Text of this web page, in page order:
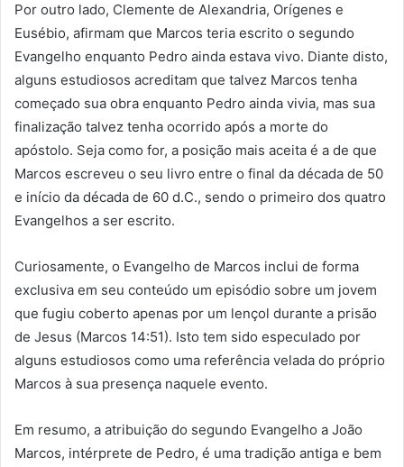
Por outro lado, Clemente de Alexandria, Orígenes e
Eusébio, afirmam que Marcos teria escrito o segundo
Evangelho enquanto Pedro ainda estava vivo. Diante disto,
alguns estudiosos acreditam que talvez Marcos tenha
começado sua obra enquanto Pedro ainda vivia, mas sua
finalização talvez tenha ocorrido após a morte do
apóstolo. Seja como for, a posição mais aceita é a de que
Marcos escreveu o seu livro entre o final da década de 50
e início da década de 60 d.C., sendo o primeiro dos quatro
Evangelhos a ser escrito.
Curiosamente, o Evangelho de Marcos inclui de forma
exclusiva em seu conteúdo um episódio sobre um jovem
que fugiu coberto apenas por um lençol durante a prisão
de Jesus (Marcos 14:51). Isto tem sido especulado por
alguns estudiosos como uma referência velada do próprio
Marcos à sua presença naquele evento.
Em resumo, a atribuição do segundo Evangelho a João
Marcos, intérprete de Pedro, é uma tradição antiga e bem